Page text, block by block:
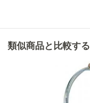
類似商品と比較する